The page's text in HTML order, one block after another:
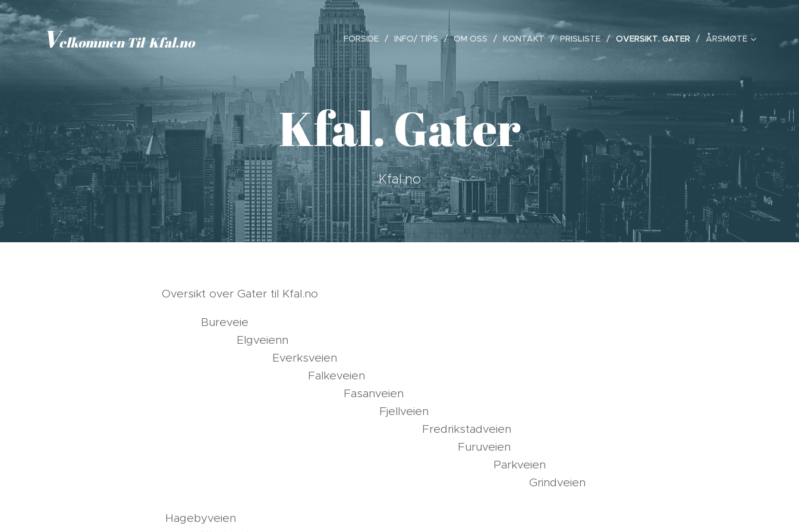
Velkommen Til Kfal.no FORSIDE INFO/ TIPS OM OSS KONTAKT PRISLISTE OVERSIKT. GATER ÅRSMØTE
Kfal. Gater
Kfal.no
Oversikt over Gater til Kfal.no
Bureveie
Elgveienn
Everksveien
Falkeveien
Fasanveien
Fjellveien
Fredrikstadveien
Furuveien
Parkveien
Grindveien
Hagebyveien